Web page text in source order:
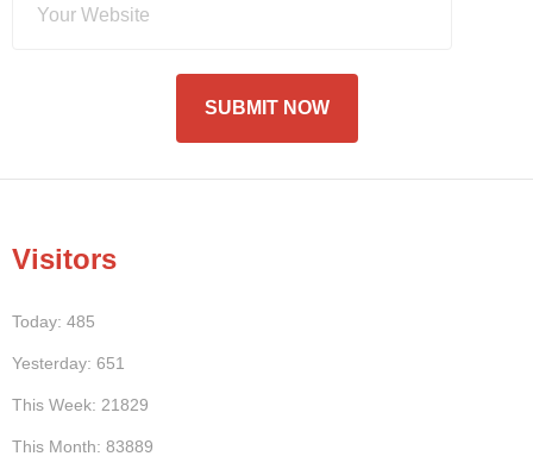
Visitors
Today: 485
Yesterday: 651
This Week: 21829
This Month: 83889